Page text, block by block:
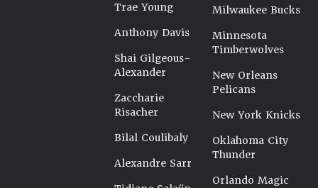
Trae Young
Anthony Davis
Shai Gilgeous-
Alexander
Zaccharie
Risacher
Bilal Coulibaly
Alexandre Sarr
Milwaukee Bucks
Minnesota
Timberwolves
New Orleans
Pelicans
New York Knicks
Oklahoma City
Thunder
Orlando Magic